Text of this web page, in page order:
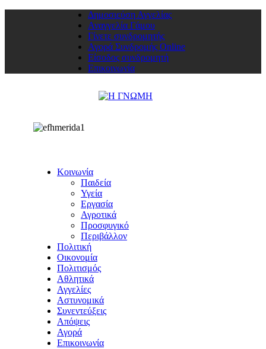
Δημοσιεύση Αγγελίας
Αναγγελία Γάμου
Γίνετε συνδρομητής
Αγορά Συνδρομής Online
Είσοδος συνδρομητή
Επικοινωνία
Κοινωνία
Παιδεία
Υγεία
Εργασία
Αγροτικά
Προσφυγικό
Περιβάλλον
Πολιτική
Οικονομία
Πολιτισμός
Αθλητικά
Αγγελίες
Αστυνομικά
Συνεντεύξεις
Απόψεις
Αγορά
Επικοινωνία